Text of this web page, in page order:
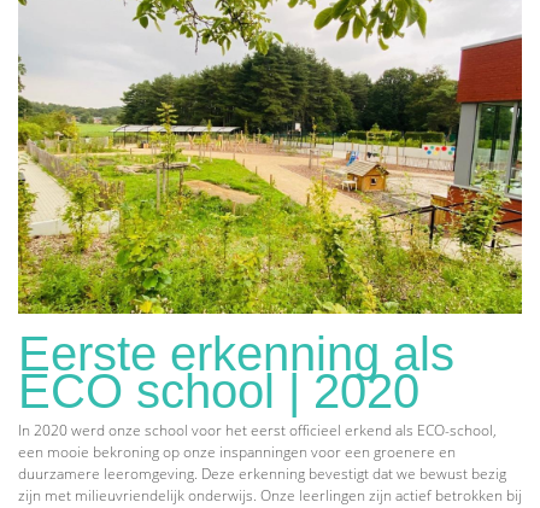
Eerste erkenning als
ECO school | 2020
In 2020 werd onze school voor het eerst officieel erkend als ECO-school,
een mooie bekroning op onze inspanningen voor een groenere en
duurzamere leeromgeving. Deze erkenning bevestigt dat we bewust bezig
zijn met milieuvriendelijk onderwijs. Onze leerlingen zijn actief betrokken bij